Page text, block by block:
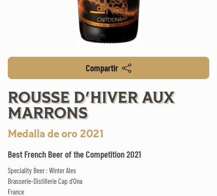
Compartir
ROUSSE D'HIVER AUX
MARRONS
Medalla de oro 2021
Best French Beer of the Competition 2021
Speciality Beer : Winter Ales
Brasserie-Distillerie Cap d'Ona
France